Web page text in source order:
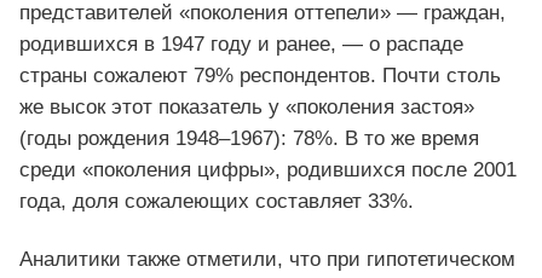
представителей «поколения оттепели» — граждан,
родившихся в 1947 году и ранее, — о распаде
страны сожалеют 79% респондентов. Почти столь
же высок этот показатель у «поколения застоя»
(годы рождения 1948–1967): 78%. В то же время
среди «поколения цифры», родившихся после 2001
года, доля сожалеющих составляет 33%.
Аналитики также отметили, что при гипотетическом